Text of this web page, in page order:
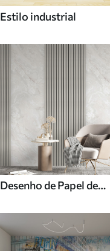
Estilo industrial
Desenho de Papel de